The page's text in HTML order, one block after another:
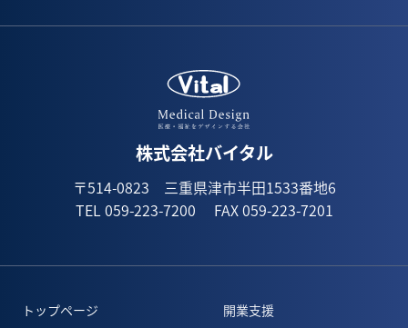
株式会社バイタル
〒514-0823 三重県津市半田1533番地6
TEL 059-223-7200 FAX 059-223-7201
トップページ
開業支援